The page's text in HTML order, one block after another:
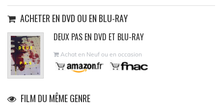
ACHETER EN DVD OU EN BLU-RAY
DEUX PAS EN DVD ET BLU-RAY
Achat en Neuf ou en occasion
FILM DU MÊME GENRE